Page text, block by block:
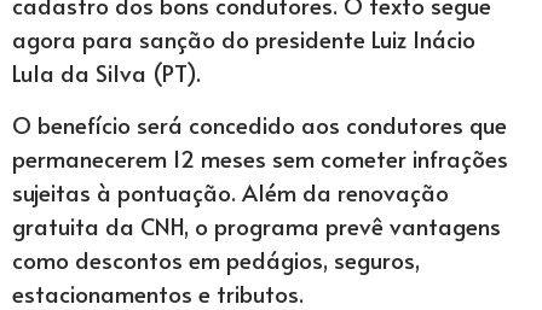
agora para sanção do presidente Luiz Inácio
Lula da Silva (PT).
O benefício será concedido aos condutores que
permanecerem 12 meses sem cometer infrações
sujeitas à pontuação. Além da renovação
gratuita da CNH, o programa prevê vantagens
como descontos em pedágios, seguros,
estacionamentos e tributos.